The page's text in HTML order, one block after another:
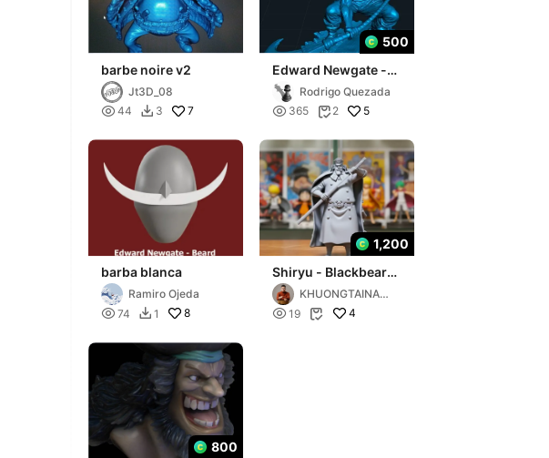
barbe noire v2
Jt3D_08
 44  3 7
500
Edward Newgate -
BarbaBlanca - One
PieceRodrigo Quezada
 365  2 5
barba blanca
Ramiro Ojeda
 74  1 8
1,200
Shiryu - Blackbeard
Pirates - ONE PIECE
KHUONGTAINAN
G
 19  4
800